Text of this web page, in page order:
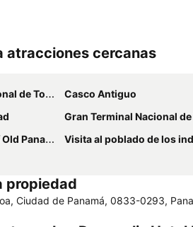
atracciones cercanas
Tocumen Casco Antiguo
Gran Terminal Nacional de Transporte de
Panama
Visita al poblado de los indios
propiedad
Ciudad de Panamá, 0833-0293,